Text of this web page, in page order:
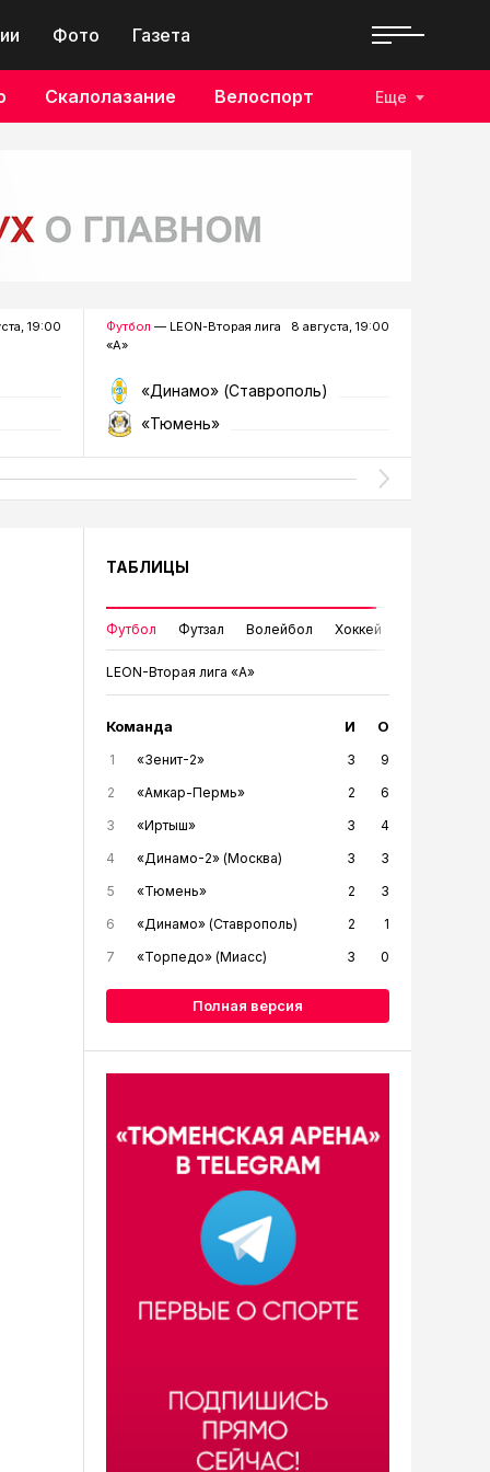
Фото Газета
Скалолазание Велоспорт Еще
19:00 Футбол — LEON-Вторая лига
«А»
8 августа, 19:00
«Динамо» (Ставрополь)
«Тюмень»
ТАБЛИЦЫ
Футбол Футзал Волейбол Хоккей
LEON-Вторая лига «А»
Команда И О
1 «Зенит-2» 3
9
2
«Амкар-Пермь» 2
6
3
«Иртыш» 3
4
4
«Динамо-2» (Москва) 3
3
5
«Тюмень» 2
3
6
«Динамо» (Ставрополь) 2
1
7
«Торпедо» (Миасс) 3 0
Полная версия